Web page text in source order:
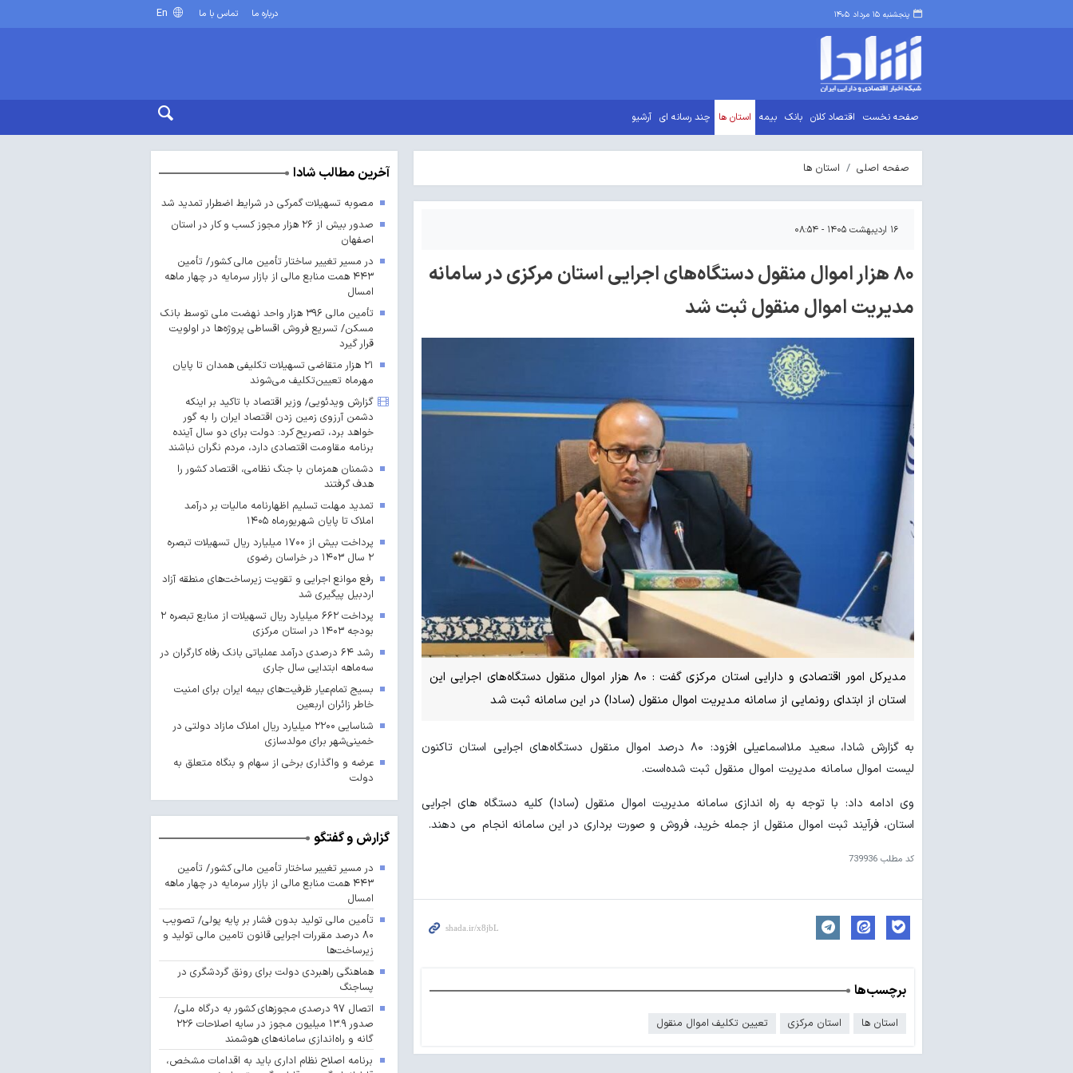
پنجشنبه ۱۵ مرداد ۱۴۰۵ درباره ما تماس با ما
صفحه نخست اقتصاد کلان بانک بیمه استان ها چند رسانه ای آرشیو
صفحه اصلی استان ها
۱۶ اردیبهشت ۱۴۰۵ - ۰۸:۵۴
۸۰ هزار اموال منقول دستگاه‌های اجرایی استان مرکزی در سامانه
مدیریت اموال منقول ثبت شد
مدیرکل امور اقتصادی و دارایی استان مرکزی گفت : ۸۰ هزار اموال منقول دستگاه‌های اجرایی این
استان از ابتدای رونمایی از سامانه مدیریت اموال منقول (سادا) در این سامانه ثبت شد
به گزارش شادا، سعید ملااسماعیلی افزود: ۸۰ درصد اموال منقول دستگاه‌های اجرایی استان تاکنون
لیست اموال سامانه مدیریت اموال منقول ثبت شده‌است.
وی ادامه داد: با توجه به راه اندازی سامانه مدیریت اموال منقول (سادا) کلیه دستگاه های اجرایی
استان، فرآیند ثبت اموال منقول از جمله خرید، فروش و صورت برداری در این سامانه انجام می دهند.
کد مطلب 739936
برچسب‌ها
استان ها استان مرکزی تعیین تکلیف اموال منقول
آخرین مطالب شادا
مصوبه تسهیلات گمرکی در شرایط اضطرار تمدید شد
صدور بیش از ۲۶ هزار مجوز کسب‌ و کار در استان
اصفهان
در مسیر تغییر ساختار تأمین مالی کشور/ تأمین
۴۴۳ همت منابع مالی از بازار سرمایه در چهار ماهه
امسال
تأمین مالی ۳۹۶ هزار واحد نهضت ملی توسط بانک
مسکن/ تسریع فروش اقساطی پروژه‌ها در اولویت
قرار گیرد
۲۱ هزار متقاضی تسهیلات تکلیفی همدان تا پایان
مهرماه تعیین‌تکلیف می‌شوند
گزارش ویدئویی/ وزیر اقتصاد با تاکید بر اینکه
دشمن آرزوی زمین زدن اقتصاد ایران را به گور
خواهد برد، تصریح کرد: دولت برای دو سال آینده
برنامه مقاومت اقتصادی دارد، مردم نگران نباشند
دشمنان همزمان با جنگ نظامی، اقتصاد کشور را
هدف گرفتند
تمدید مهلت تسلیم اظهارنامه مالیات بر درآمد
املاک تا پایان شهریورماه ۱۴۰۵
پرداخت بیش از ۱۷۰۰ میلیارد ریال تسهیلات تبصره
۲ سال ۱۴۰۳ در خراسان رضوی
رفع موانع اجرایی و تقویت زیرساخت‌های منطقه آزاد
اردبیل پیگیری شد
پرداخت ۶۶۲ میلیارد ریال تسهیلات از منابع تبصره ۲
بودجه ۱۴۰۳ در استان مرکزی
رشد ۶۴ درصدی درآمد عملیاتی بانک رفاه کارگران در
سه‌ماهه ابتدایی سال جاری
بسیج تمام‌عیار ظرفیت‌های بیمه ایران برای امنیت
خاطر زائران اربعین
شناسایی ۲۲۰۰ میلیارد ریال املاک مازاد دولتی در
خمینی‌شهر برای مولدسازی
عرضه و واگذاری برخی از سهام و بنگاه متعلق به
دولت
گزارش و گفتگو
در مسیر تغییر ساختار تأمین مالی کشور/ تأمین
۴۴۳ همت منابع مالی از بازار سرمایه در چهار ماهه
امسال
تأمین مالی تولید بدون فشار بر پایه پولی/ تصویب
۸۰ درصد مقررات اجرایی قانون تامین مالی تولید و
زیرساخت‌ها
هماهنگی راهبردی دولت برای رونق گردشگری در
پساجنگ
اتصال ۹۷ درصدی مجوزهای کشور به درگاه ملی/
صدور ۱۳.۹ میلیون مجوز در سایه اصلاحات ۲۲۶
گانه و راه‌اندازی سامانه‌های هوشمند
برنامه اصلاح نظام اداری باید به اقدامات مشخص،